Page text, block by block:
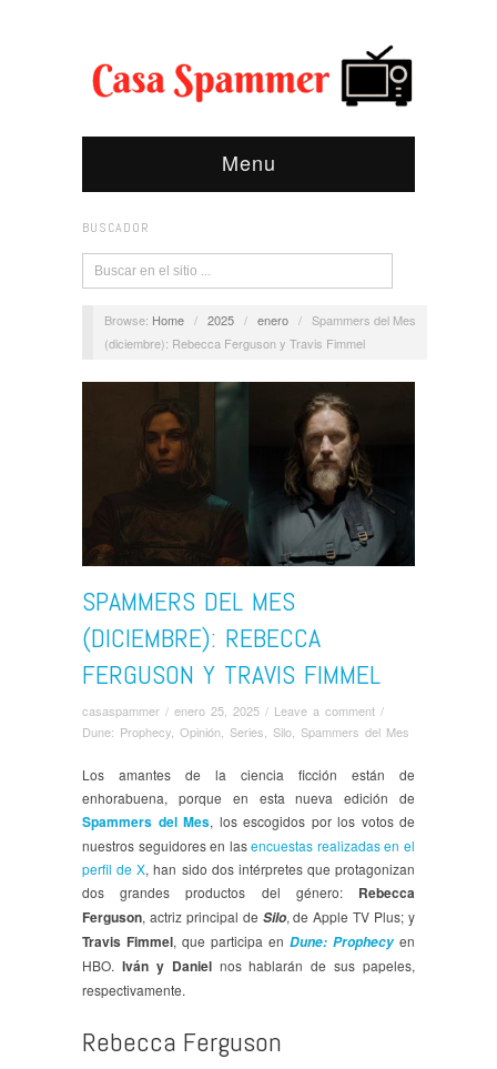
Menu
BUSCADOR
Browse: Home / 2025 / enero / Spammers del Mes
(diciembre): Rebecca Ferguson y Travis Fimmel
SPAMMERS DEL MES
(DICIEMBRE): REBECCA
FERGUSON Y TRAVIS FIMMEL
casaspammer / enero 25, 2025 / Leave a comment /
Dune: Prophecy Opinión Series Silo Spammers del Mes
Los amantes de la ciencia ficción están de
enhorabuena, porque en esta nueva edición de
Spammers del Mes, los escogidos por los votos de
nuestros seguidores en lasencuestas realizadas en el
perfil de X, han sido dos intérpretes que protagonizan
dos grandes productos del género: Rebecca
Ferguson, actriz principal de Silo, de Apple TV Plus; y
Travis Fimmel, que participa en Dune: Prophecyen
HBO. Iván y Danielnos hablarán de sus papeles,
respectivamente.
Rebecca Ferguson